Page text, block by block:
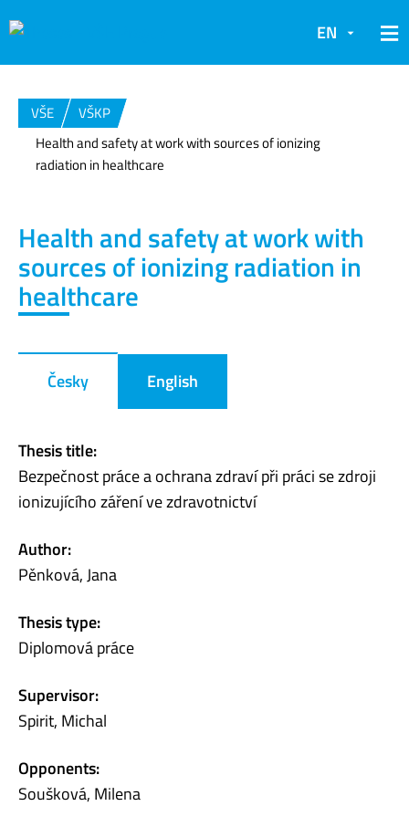
EN
VŠE
VŠKP
Health and safety at work with sources of ionizing
radiation in healthcare
Health and safety at work with
sources of ionizing radiation in
healthcare
Česky English
Thesis title:
Bezpečnost práce a ochrana zdraví při práci se zdroji
ionizujícího záření ve zdravotnictví
Author:
Pěnková, Jana
Thesis type:
Diplomová práce
Supervisor:
Spirit, Michal
Opponents:
Soušková, Milena